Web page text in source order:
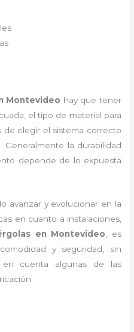
Montevideo hay que tener
el tipo de material para
de elegir el sistema correcto
la durabilidad
depende de lo expuesta
avanzar y evolucionar en la
en cuanto a instalaciones,
en Montevideo , es
y seguridad, sin
cuenta algunas de las